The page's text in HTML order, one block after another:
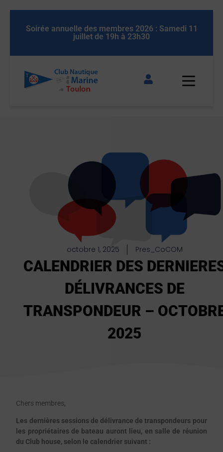
annuelle des membres 2026 : Samedi 11
juillet de 19h à 23h30
Soirée
octobre 1, 2025 Pres_CoCOM
CALENDRIER DES
DÉLIVRANCES DE
TRANSPONDEUR –
2025
Chers membres,
Les dernières sessions de délivrance de transpondeurs pour
les propriétaires de bateau auront lieu, en salle de réunion
du Club house, selon le calendrier suivant :